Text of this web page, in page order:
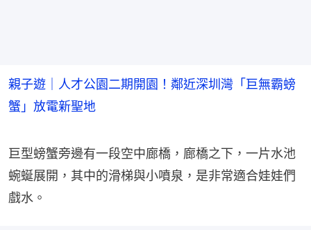
親子遊｜人才公園二期開園！鄰近深圳灣「巨無霸螃
蟹」放電新聖地
巨型螃蟹旁邊有一段空中廊橋，廊橋之下，一片水池
蜿蜒展開，其中的滑梯與小噴泉，是非常適合娃娃們
戲水。